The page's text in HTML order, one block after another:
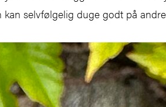
selvfølgelig duge godt på